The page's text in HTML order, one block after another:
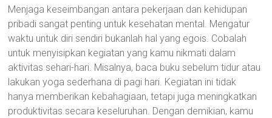
Menjaga keseimbangan antara pekerjaan dan kehidupan
pribadi sangat penting untuk kesehatan mental. Mengatur
waktu untuk diri sendiri bukanlah hal yang egois. Cobalah
untuk menyisipkan kegiatan yang kamu nikmati dalam
aktivitas sehari-hari. Misalnya, baca buku sebelum tidur atau
lakukan yoga sederhana di pagi hari. Kegiatan ini tidak
hanya memberikan kebahagiaan, tetapi juga meningkatkan
produktivitas secara keseluruhan. Dengan demikian, kamu